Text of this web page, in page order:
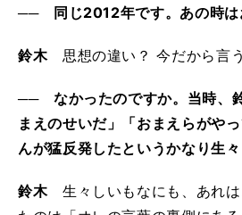
── 同じ2012年です。あの時は
鈴木思想の違い？ 今だから言う
── なかったのですか。当時、
まえのせいだ」「おまえらがや
んが猛反発したというかなり生
鈴木生々しいもなにも、あれは